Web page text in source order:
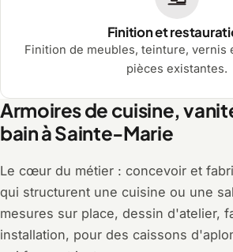
Finition et
Finition de meubles, teinture, vernis
pièces existantes.
Armoires de cuisine,
bain à Sainte-Marie
Le cœur du métier : concevoir et
qui structurent une cuisine ou une
mesures sur place, dessin d'atelier,
installation, pour des caissons